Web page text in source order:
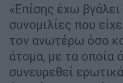
«Επίσης έχω βγάλει
συνομιλίες που
τον ανωτέρω όσο
άτομα, με τα οποία
συνευρεθεί